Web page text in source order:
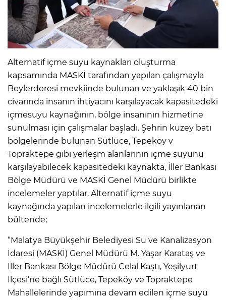
Alternatif içme suyu kaynakları oluşturma
kapsamında MASKİ tarafından yapılan çalışmayla
Beylerderesi mevkiinde bulunan ve yaklaşık 40 bin
civarında insanın ihtiyacını karşılayacak kapasitedeki
içmesuyu kaynağının, bölge insanının hizmetine
sunulması için çalışmalar başladı. Şehrin kuzey batı
bölgelerinde bulunan Sütlüce, Tepeköy v
Topraktepe gibi yerleşm alanlarının içme suyunu
karşılayabilecek kapasitedeki kaynakta, İller Bankası
Bölge Müdürü ve MASKİ Genel Müdürü birlikte
incelemeler yaptılar. Alternatif içme suyu
kaynağında yapılan incelemelerle ilgili yayınlanan
bültende;
“Malatya Büyükşehir Belediyesi Su ve Kanalizasyon
İdaresi (MASKİ) Genel Müdürü M. Yaşar Karataş ve
İller Bankası Bölge Müdürü Celal Kaştı, Yeşilyurt
İlçesi’ne bağlı Sütlüce, Tepeköy ve Topraktepe
Mahallelerinde yapımına devam edilen içme suyu